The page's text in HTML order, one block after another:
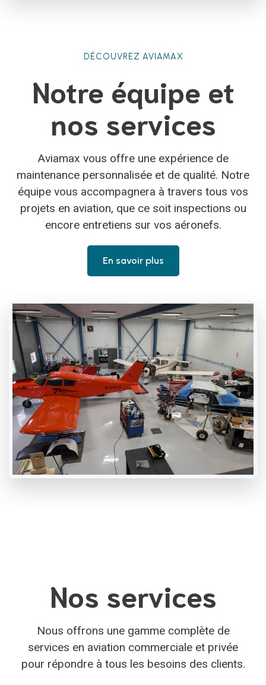
DÉCOUVREZ AVIAMAX
Notre équipe et
nos services
Aviamax vous offre une expérience de
maintenance personnalisée et de qualité. Notre
équipe vous accompagnera à travers tous vos
projets en aviation, que ce soit inspections ou
encore entretiens sur vos aéronefs.
En savoir plus
Nos services
Nous offrons une gamme complète de
services en aviation commerciale et privée
pour répondre à tous les besoins des clients.